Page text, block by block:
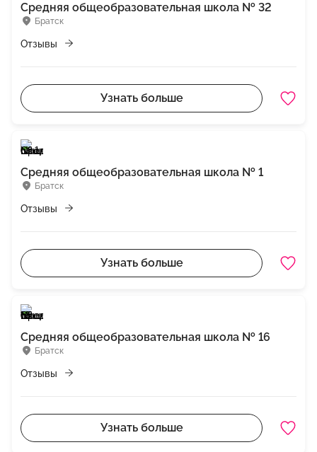
Братск
Средняя общеобразовательная школа № 32
Отзывы
Узнать больше
Братск
Средняя общеобразовательная школа № 1
Отзывы
Узнать больше
Братск
Средняя общеобразовательная школа № 16
Отзывы
Узнать больше